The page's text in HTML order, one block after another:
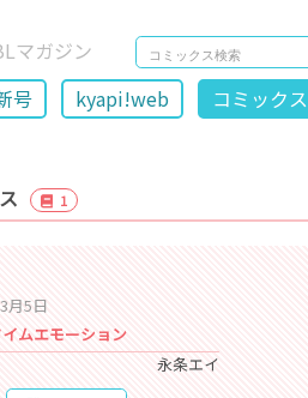
マガジン
号 kyapi!web コミックス
1
月5日
ムエモーション
永条エイ